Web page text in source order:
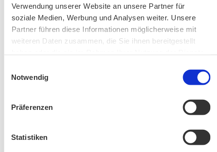
Verwendung unserer Website an unsere Partner für
soziale Medien, Werbung und Analysen weiter. Unsere
Partner führen diese Informationen möglicherweise mit
weiteren Daten zusammen, die Sie ihnen bereitgestellt
Notwendig
Präferenzen
Statistiken
Änderung! Aschauer Runde: Bankerlweg – Bärnsee –
Café Pauli / Das Bergpanorama rund um Aschau